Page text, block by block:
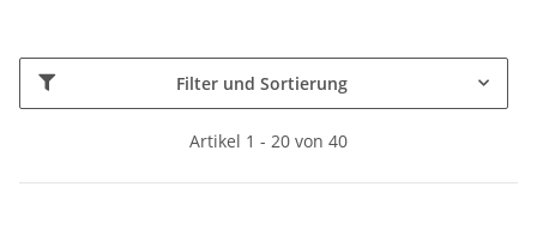
Filter und Sortierung
Artikel 1 - 20 von 40